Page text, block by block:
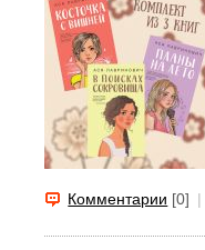
Комментарии [0] |